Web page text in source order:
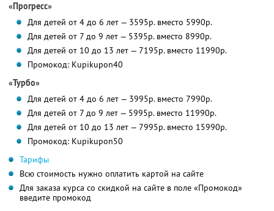
«Прогресс»
Для детей от 4 до 6 лет — 3595р. вместо 5990р.
Для детей от 7 до 9 лет — 5395р. вместо 8990р.
Для детей от 10 до 13 лет — 7195р. вместо 11990р.
Промокод: Kupikupon40
«Турбо»
Для детей от 4 до 6 лет — 3995р. вместо 7990р.
Для детей от 7 до 9 лет — 5995р. вместо 11990р.
Для детей от 10 до 13 лет — 7995р. вместо 15990р.
Промокод: Kupikupon50
Тарифы
Всю стоимость нужно оплатить картой на сайте
Для заказа курса со скидкой на сайте в поле «Промокод»
введите промокод